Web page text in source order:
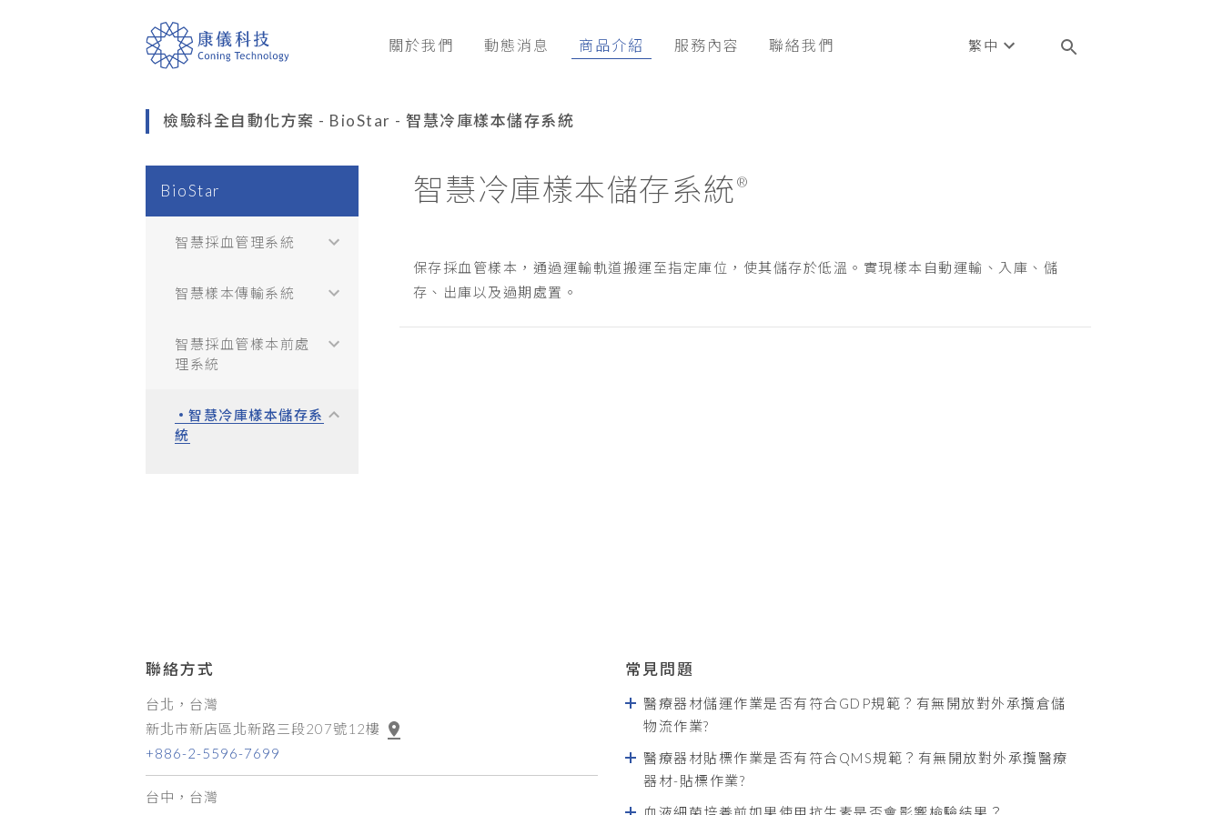
關於我們 動態消息 商品介紹 服務內容 聯絡我們 繁中
檢驗科全自動化方案 - BioStar - 智慧冷庫樣本儲存系統
BioStar
智慧採血管理系統
智慧樣本傳輸系統
智慧採血管樣本前處
理系統
智慧冷庫樣本儲存系
統
智慧冷庫樣本儲存系統 ®
保存採血管樣本，通過運輸軌道搬運至指定庫位，使其儲存於低溫。實現樣本自動運輸、入庫、儲
存、出庫以及過期處置。
聯絡方式
台北，台灣
新北市新店區北新路三段207號12樓
+886-2-5596-7699
台中，台灣
常見問題
醫療器材儲運作業是否有符合GDP規範？有無開放對外承攬倉儲
物流作業?
醫療器材貼標作業是否有符合QMS規範？有無開放對外承攬醫療
器材-貼標作業?